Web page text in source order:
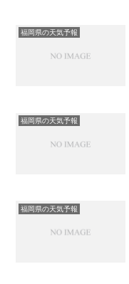
福岡県の天気予報
福岡県の天気予報
福岡県の天気予報